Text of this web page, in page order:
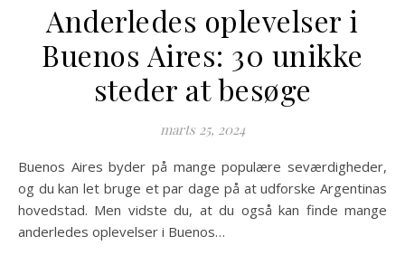
Anderledes oplevelser i
Buenos Aires: 30 unikke
steder at besøge
marts 25, 2024
Buenos Aires byder på mange populære seværdigheder,
og du kan let bruge et par dage på at udforske Argentinas
hovedstad. Men vidste du, at du også kan finde mange
anderledes oplevelser i Buenos…